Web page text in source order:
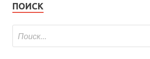
ПОИСК